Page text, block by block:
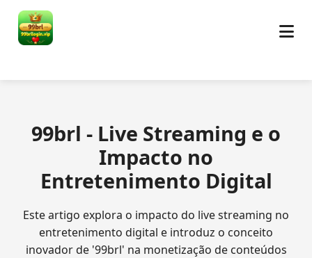
99brl - Live Streaming e o
Impacto no
Entretenimento Digital
Este artigo explora o impacto do live streaming no
entretenimento digital e introduz o conceito
inovador de '99brl' na monetização de conteúdos